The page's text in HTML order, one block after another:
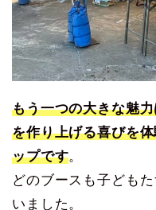
もう一つの大きな魅
を作り上げる喜びを
ップです。
どのブースも子ども
いました。